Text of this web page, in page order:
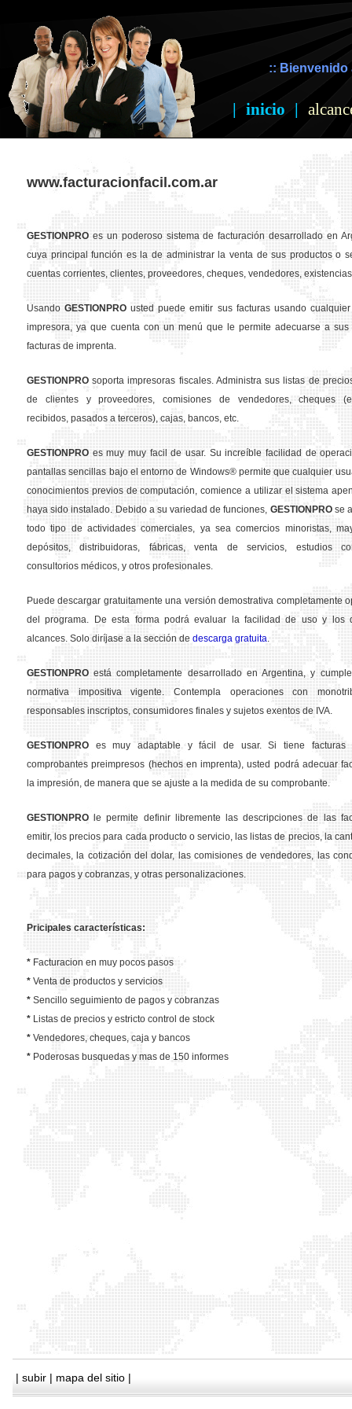
:: Bienvenido
| inicio |
www.facturacionfacil.com.ar
GESTION PRO es un poderoso sistema de facturación desarrollado en
cuya principal función es la de administrar la venta de sus productos o
cuentas corrientes, clientes, proveedores, cheques, vendedores,
Usando GESTION PRO usted puede emitir sus facturas usando
impresora, ya que cuenta con un menú que le permite adecuarse a sus
facturas de imprenta.
GESTION PRO soporta impresoras fiscales. Administra sus listas de
de clientes y proveedores, comisiones de vendedores, cheques
recibidos, pasados a terceros), cajas, bancos, etc.
GESTION PRO es muy muy facil de usar. Su increíble facilidad de
pantallas sencillas bajo el entorno de Windows® permite que cualquier
conocimientos previos de computación, comience a utilizar el sistema
haya sido instalado. Debido a su variedad de funciones, GESTION PROse
todo tipo de actividades comerciales, ya sea comercios minoristas,
depósitos, distribuidoras, fábricas, venta de servicios, estudios
consultorios médicos, y otros profesionales.
Puede descargar gratuitamente una versión demostrativa completamente
del programa. De esta forma podrá evaluar la facilidad de uso y los
alcances. Solo diríjase a la sección de descarga gratuita.
GESTION PRO está completamente desarrollado en Argentina, y
normativa impositiva vigente. Contempla operaciones con
responsables inscriptos, consumidores finales y sujetos exentos de IVA.
GESTION PRO es muy adaptable y fácil de usar. Si tiene facturas
comprobantes preimpresos (hechos en imprenta), usted podrá adecuar
la impresión, de manera que se ajuste a la medida de su comprobante.
GESTION PRO le permite definir libremente las descripciones de las
emitir, los precios para cada producto o servicio, las listas de precios, la
decimales, la cotización del dolar, las comisiones de vendedores, las
para pagos y cobranzas, y otras personalizaciones.
Pricipales características:
* Facturacion en muy pocos pasos
* Venta de productos y servicios
* Sencillo seguimiento de pagos y cobranzas
* Listas de precios y estricto control de stock
* Vendedores, cheques, caja y bancos
* Poderosas busquedas y mas de 150 informes
| subir | mapa del sitio |